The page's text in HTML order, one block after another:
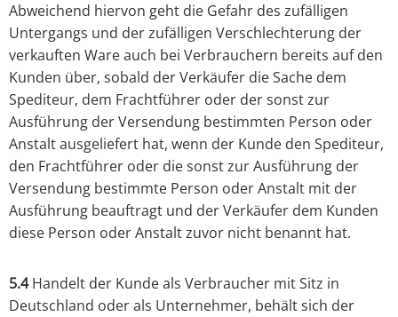
Abweichend hiervon geht die Gefahr des zufälligen
Untergangs und der zufälligen Verschlechterung der
verkauften Ware auch bei Verbrauchern bereits auf den
Kunden über, sobald der Verkäufer die Sache dem
Spediteur, dem Frachtführer oder der sonst zur
Ausführung der Versendung bestimmten Person oder
Anstalt ausgeliefert hat, wenn der Kunde den Spediteur,
den Frachtführer oder die sonst zur Ausführung der
Versendung bestimmte Person oder Anstalt mit der
Ausführung beauftragt und der Verkäufer dem Kunden
diese Person oder Anstalt zuvor nicht benannt hat.
5.4Handelt der Kunde als Verbraucher mit Sitz in
Deutschland oder als Unternehmer, behält sich der